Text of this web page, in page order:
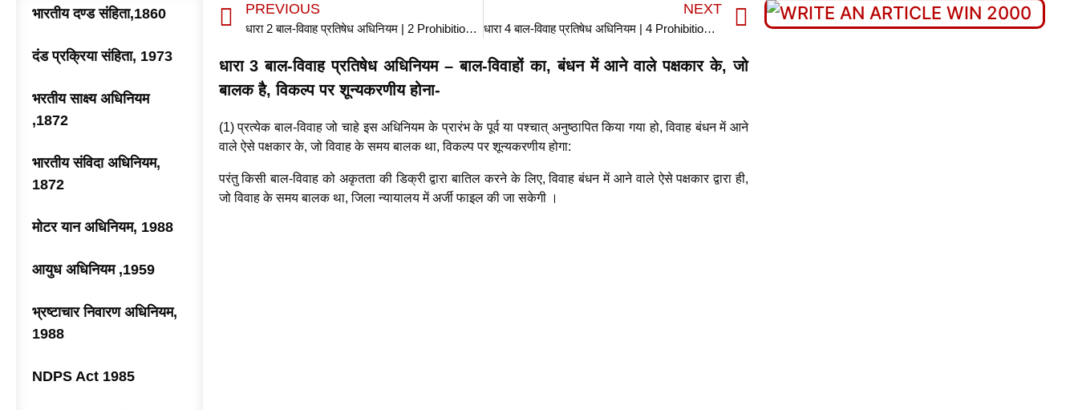
भारतीय दण्ड संहिता,1860
दंड प्रक्रिया संहिता, 1973
भरतीय साक्ष्य अधिनियम
,1872
भारतीय संविदा अधिनियम,
1872
मोटर यान अधिनियम, 1988
आयुध अधिनियम ,1959
भ्रष्टाचार निवारण अधिनियम,
1988
NDPS Act 1985
PREVIOUS
धारा 2 बाल-विवाह प्रतिषेध अधिनियम | 2 Prohibition of Child Marriage Act in hindi
NEXT
धारा 4 बाल-विवाह प्रतिषेध अधिनियम | 4 Prohibition of Child Marriage Act in hindi
धारा 3 बाल-विवाह प्रतिषेध अधिनियम – बाल-विवाहों का, बंधन में आने वाले पक्षकार के, जो
बालक है, विकल्प पर शून्यकरणीय होना-
(1) प्रत्येक बाल-विवाह जो चाहे इस अधिनियम के प्रारंभ के पूर्व या पश्चात् अनुष्ठापित किया गया हो, विवाह बंधन में आने
वाले ऐसे पक्षकार के, जो विवाह के समय बालक था, विकल्प पर शून्यकरणीय होगा:
परंतु किसी बाल-विवाह को अकृतता की डिक्री द्वारा बातिल करने के लिए, विवाह बंधन में आने वाले ऐसे पक्षकार द्वारा ही,
जो विवाह के समय बालक था, जिला न्यायालय में अर्जी फाइल की जा सकेगी ।